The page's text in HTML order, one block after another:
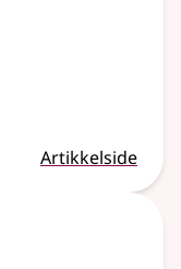
Artikkelside